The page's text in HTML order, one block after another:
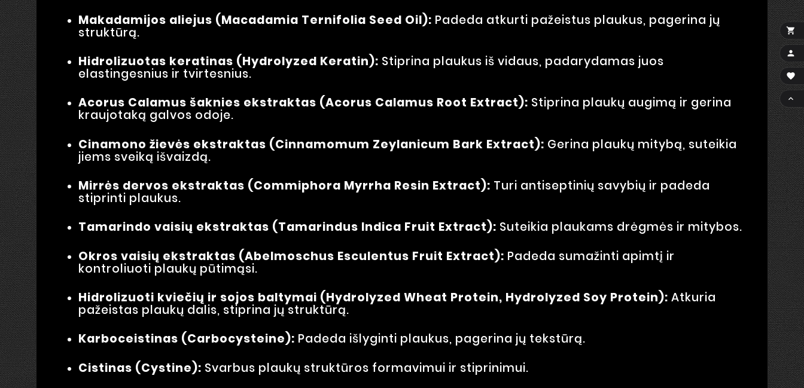
Makadamijos aliejus (Macadamia Ternifolia Seed Oil): Padeda atkurti pažeistus plaukus, pagerina jų
struktūrą.
Hidrolizuotas keratinas (Hydrolyzed Keratin): Stiprina plaukus iš vidaus, padarydamas juos
elastingesnius ir tvirtesnius.
Acorus Calamus šaknies ekstraktas (Acorus Calamus Root Extract): Stiprina plaukų augimą ir gerina
kraujotaką galvos odoje.
Cinamono žievės ekstraktas (Cinnamomum Zeylanicum Bark Extract): Gerina plaukų mitybą, suteikia
jiems sveiką išvaizdą.
Mirrės dervos ekstraktas (Commiphora Myrrha Resin Extract): Turi antiseptinių savybių ir padeda
stiprinti plaukus.
Tamarindo vaisių ekstraktas (Tamarindus Indica Fruit Extract): Suteikia plaukams drėgmės ir mitybos.
Okros vaisių ekstraktas (Abelmoschus Esculentus Fruit Extract): Padeda sumažinti apimtį ir
kontroliuoti plaukų pūtimąsi.
Hidrolizuoti kviečių ir sojos baltymai (Hydrolyzed Wheat Protein, Hydrolyzed Soy Protein): Atkuria
pažeistas plaukų dalis, stiprina jų struktūrą.
Karboceistinas (Carbocysteine): Padeda išlyginti plaukus, pagerina jų tekstūrą.
Cistinas (Cystine): Svarbus plaukų struktūros formavimui ir stiprinimui.



